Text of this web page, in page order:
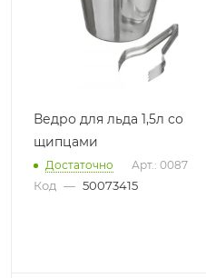
Ведро для льда 1,5л со
щипцами
Достаточно Арт.: 0087
Код — 50073415